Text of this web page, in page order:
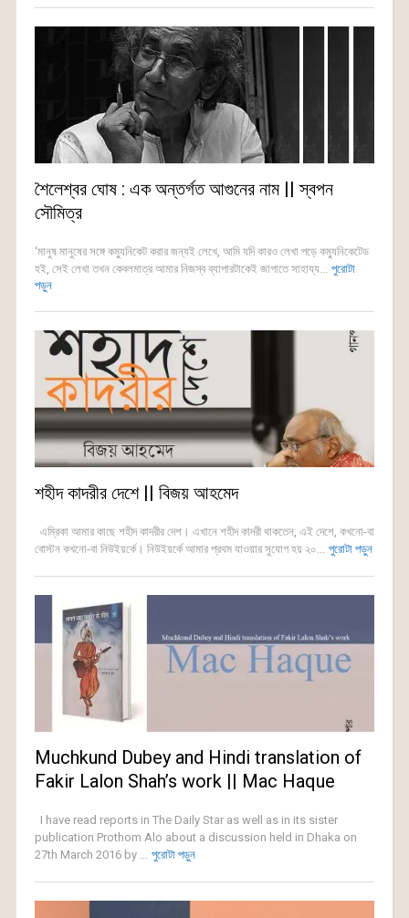
শৈলেশ্বর ঘোষ : এক অন্তর্গত আগুনের নাম || স্বপন
সৌমিত্র
‘মানুষ মানুষের সঙ্গে কম্যুনিকেট করার জন্যই লেখে, আমি যদি কারও লেখা পড়ে কম্যুনিকেটেড
হই, সেই লেখা তখন কেবলমাত্র আমার নিজস্ব ব্যাপারটাকেই জাগাতে সাহায্য... পুরোটা
পড়ুন
শহীদ কাদরীর দেশে || বিজয় আহমেদ
এম্রিকা আমার কাছে শহীদ কাদরীর দেশ। এখানে শহীদ কাদরী থাকতেন, এই দেশে, কখনো-বা
বোস্টন কখনো-বা নিউইয়র্কে। নিউইয়র্কে আমার প্রথম যাওয়ার সুযোগ হয় ২০... পুরোটা পড়ুন
Muchkund Dubey and Hindi translation of
Fakir Lalon Shah’s work || Mac Haque
I have read reports in The Daily Star as well as in its sister
publication Prothom Alo about a discussion held in Dhaka on
27th March 2016 by ... পুরোটা পড়ুন